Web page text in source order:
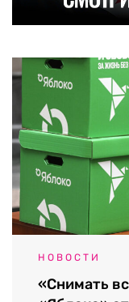
НОВОСТИ
«Снимать